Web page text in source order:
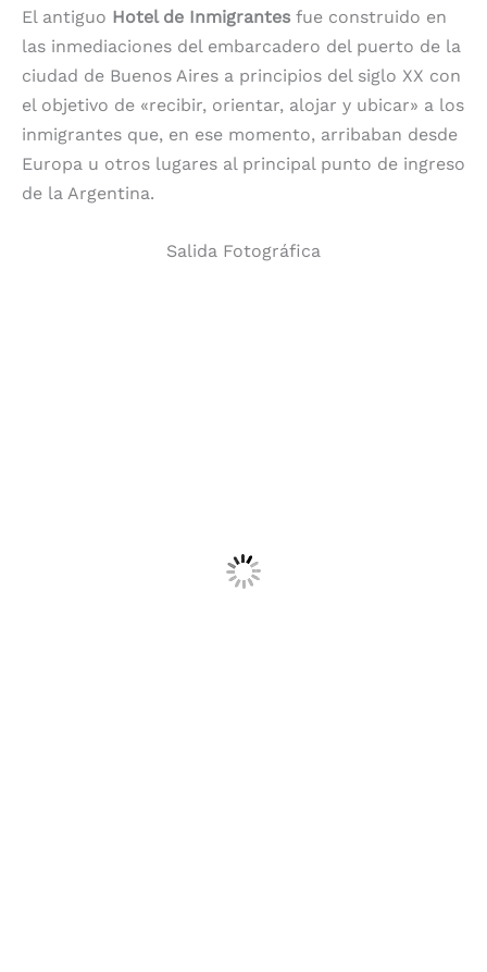
El antiguo Hotel de Inmigrantes fue construido en
las inmediaciones del embarcadero del puerto de la
ciudad de Buenos Aires a principios del siglo XX con
el objetivo de «recibir, orientar, alojar y ubicar» a los
inmigrantes que, en ese momento, arribaban desde
Europa u otros lugares al principal punto de ingreso
de la Argentina.
Salida Fotográfica